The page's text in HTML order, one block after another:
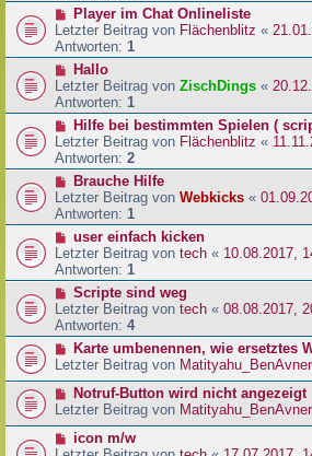
Player im Chat Onlineliste
Letzter Beitrag von Flächenblitz «
Antworten: 1
Hallo
Letzter Beitrag von ZischDings «
Antworten: 1
Hilfe bei bestimmten Spielen (
Letzter Beitrag von Flächenblitz «
Antworten: 2
Brauche Hilfe
Letzter Beitrag von Webkicks «
Antworten: 1
user einfach kicken
Letzter Beitrag von tech « 10.08.2017,
Antworten: 1
Scripte sind weg
Letzter Beitrag von tech « 08.08.2017,
Antworten: 4
Karte umbenennen, wie ersetztes
Letzter Beitrag von Matityahu_BenAvner
Notruf-Button wird nicht angezeigt
Letzter Beitrag von Matityahu_BenAvner
icon m/w